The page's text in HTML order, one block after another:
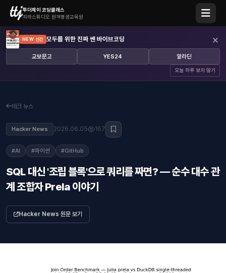
투더제이 코딩클래스
피라스튜디오 원격평생교육원
NEW 신간 모두를 위한 진짜 쎈 바이브코딩
교보문고 YES24 알라딘
오늘 하루 보지 않기
×
테크 뉴스
Hacker News 2026.06.05 167
#AI #파이썬 #GitHub
SQL 대신 '조립 블록'으로 쿼리를 짜면? — 순수 대수 관
계 조합자 Prela 이야기
Hacker News 원문 보기